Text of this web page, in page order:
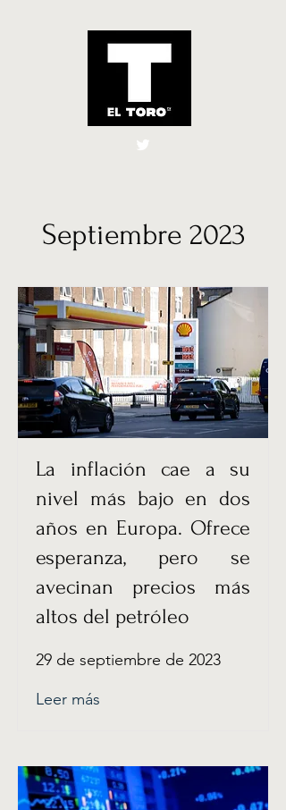
El Toro España
Septiembre 2023
La inflación cae a su
nivel más bajo en dos
años en Europa. Ofrece
esperanza, pero se
avecinan precios más
altos del petróleo
29 de septiembre de 2023
Leer más